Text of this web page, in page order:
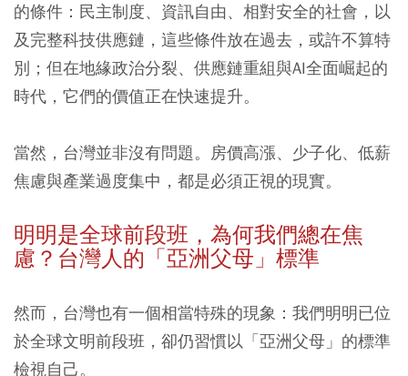
的條件：民主制度、資訊自由、相對安全的社會，以
及完整科技供應鏈，這些條件放在過去，或許不算特
別；但在地緣政治分裂、供應鏈重組與AI全面崛起的
時代，它們的價值正在快速提升。
當然，台灣並非沒有問題。房價高漲、少子化、低薪
焦慮與產業過度集中，都是必須正視的現實。
明明是全球前段班，為何我們總在焦
慮？台灣人的「亞洲父母」標準
然而，台灣也有一個相當特殊的現象：我們明明已位
於全球文明前段班，卻仍習慣以「亞洲父母」的標準
檢視自己。